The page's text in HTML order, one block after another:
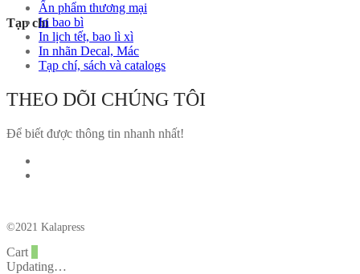
Tạp chí
Ấn phẩm thương mại
In bao bì
In lịch tết, bao lì xì
In nhãn Decal, Mác
Tạp chí, sách và catalogs
THEO DÕI CHÚNG TÔI
Để biết được thông tin nhanh nhất!
©2021 Kalapress
Cart
Updating…